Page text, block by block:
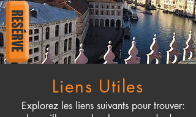
RESÉRVE
Liens Utiles
Explorez les liens suivants pour trouver: